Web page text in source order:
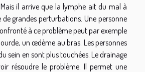
il arrive que la lymphe ait du mal à
de grandes perturbations. Une personne
à ce problème peut par exemple
un œdème au bras. Les personnes
sein en sont plus touchées. Le drainage
résoudre le problème. Il permet une